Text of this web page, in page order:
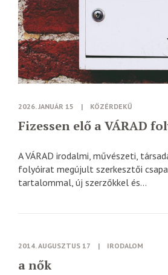
2026. JANUÁR 15 | KÖZÉRDEKŰ
Fizessen elő a VÁRAD
A VÁRAD irodalmi, művészeti,
folyóirat megújult szerkesztői
tartalommal, új szerzőkkel és...
2014. AUGUSZTUS 17 | IRODALOM
a nők